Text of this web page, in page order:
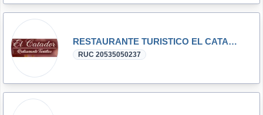
RESTAURANTE TURISTICO EL CATADOR S.R.L.
RUC 20535050237